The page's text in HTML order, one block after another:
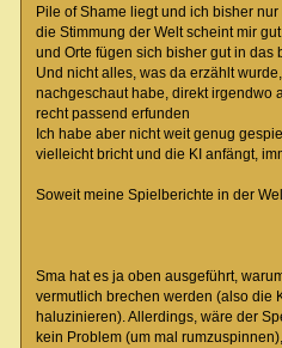
Szene 4: Das Flüstern der
Deine Stimme hallt leise durch
Für einen Moment ist es still.
"Die Wahrheit... sie liegt unter
Ein Windhauch fährt durch den
Darauf ist ein Bereich markiert,
"Sie suchen ihn... und du folgst
Eile sofort zurück zur
Untersuche das Buch und die
Nutze einen magischen
Was tust du?
Pile of Shame liegt und ich bisher
die Stimmung der Welt scheint mir
und Orte fügen sich bisher gut in das
Und nicht alles, was da erzählt
nachgeschaut habe, direkt irgendwo
recht passend erfunden
Ich habe aber nicht weit genug
vielleicht bricht und die KI anfängt,
Soweit meine Spielberichte in der
Sma hat es ja oben ausgeführt,
vermutlich brechen werden (also die
haluzinieren). Allerdings, wäre der
kein Problem (um mal